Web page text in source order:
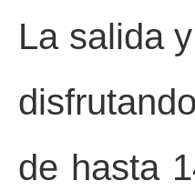
La salida
de hasta